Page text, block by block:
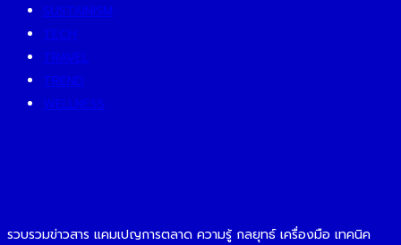
SUSTAINISM
TECH
TRAVEL
TREND
WELLNESS
รวบรวมข่าวสาร แคมเปญการตลาด ความรู้ กลยุทธ์ เครื่องมือ เทคนิค